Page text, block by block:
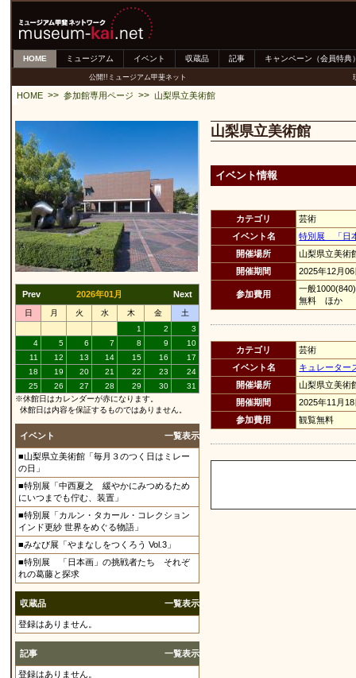
HOME ミュージアム イベント 収蔵品 記事 キャンペーン（会員特典
公開!!ミュージアム甲斐ネット
HOME >> 参加館専用ページ >> 山梨県立美術館
Prev 2026年01月 Next
日 月 火 水 木 金
土
1
2
3
4
5 6 7 8 9
10
11
12 13 14 15 16
17
18
19 20 21 22 23
24
25
26 27 28 29 30
31
※休館日はカレンダーが赤になります。
休館日は内容を保証するものではありません。
イベント 一覧表示
■山梨県立美術館「毎月３のつく日はミレー
の日」
■特別展「中西夏之 緩やかにみつめるため
にいつまでも佇む、装置」
■特別展「カルン・タカール・コレクション
インド更紗 世界をめぐる物語」
■みなび展「やまなしをつくろう Vol.3」
■特別展 「日本画」の挑戦者たち それぞ
れの葛藤と探求
収蔵品 一覧表示
登録はありません。
記事 一覧表示
登録はありません。
山梨県立美術館
イベント情報
カテゴリ
芸術
イベント名
特別展 「日
開催場所
山梨県立美
開催期間
2025年12月
参加費用
一般
無料 ほか
カテゴリ
芸術
イベント名
キュレーター
開催場所
山梨県立美術
開催期間
2025年11月
参加費用
観覧無料